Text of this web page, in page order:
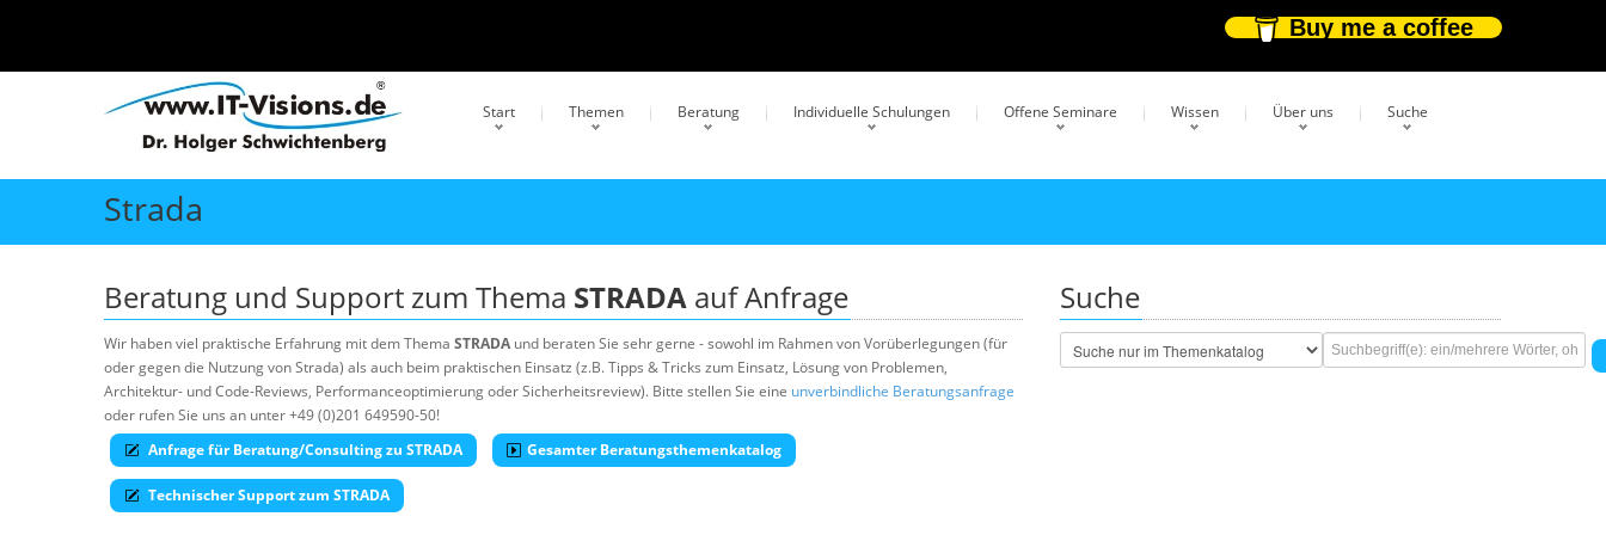
Buy me a coffee
Start Themen Beratung Individuelle Schulungen Offene Seminare Wissen Über uns Suche
Strada
Beratung und Support zum Thema STRADA auf Anfrage
Wir haben viel praktische Erfahrung mit dem Thema STRADA und beraten Sie sehr gerne - sowohl im Rahmen von Vorüberlegungen (für
oder gegen die Nutzung von Strada) als auch beim praktischen Einsatz (z.B. Tipps & Tricks zum Einsatz, Lösung von Problemen,
Architektur- und Code-Reviews, Performanceoptimierung oder Sicherheitsreview). Bitte stellen Sie eine unverbindliche Beratungsanfrage
oder rufen Sie uns an unter +49 (0)201 649590-50!
Anfrage für Beratung/Consulting zu STRADA
Gesamter Beratungsthemenkatalog
Technischer Support zum STRADA
Suche